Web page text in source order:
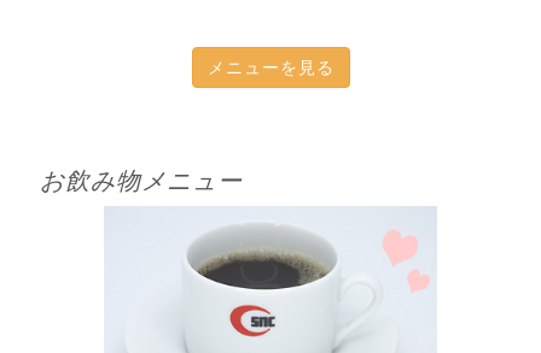
メニューを見る
お飲み物メニュー